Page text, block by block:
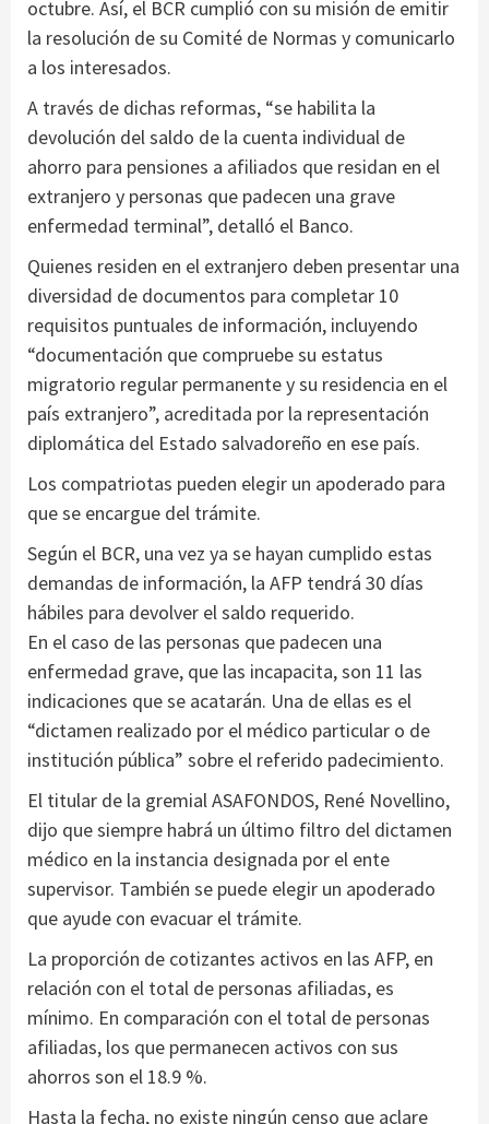
octubre. Así, el BCR cumplió con su misión de emitir
la resolución de su Comité de Normas y comunicarlo
a los interesados.
A través de dichas reformas, “se habilita la
devolución del saldo de la cuenta individual de
ahorro para pensiones a afiliados que residan en el
extranjero y personas que padecen una grave
enfermedad terminal”, detalló el Banco.
Quienes residen en el extranjero deben presentar una
diversidad de documentos para completar 10
requisitos puntuales de información, incluyendo
“documentación que compruebe su estatus
migratorio regular permanente y su residencia en el
país extranjero”, acreditada por la representación
diplomática del Estado salvadoreño en ese país.
Los compatriotas pueden elegir un apoderado para
que se encargue del trámite.
Según el BCR, una vez ya se hayan cumplido estas
demandas de información, la AFP tendrá 30 días
hábiles para devolver el saldo requerido.
En el caso de las personas que padecen una
enfermedad grave, que las incapacita, son 11 las
indicaciones que se acatarán. Una de ellas es el
“dictamen realizado por el médico particular o de
institución pública” sobre el referido padecimiento.
El titular de la gremial ASAFONDOS, René Novellino,
dijo que siempre habrá un último filtro del dictamen
médico en la instancia designada por el ente
supervisor. También se puede elegir un apoderado
que ayude con evacuar el trámite.
La proporción de cotizantes activos en las AFP, en
relación con el total de personas afiliadas, es
mínimo. En comparación con el total de personas
afiliadas, los que permanecen activos con sus
ahorros son el 18.9 %.
Hasta la fecha, no existe ningún censo que aclare